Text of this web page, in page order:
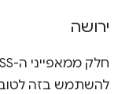
ירושה
להשתמש בזה